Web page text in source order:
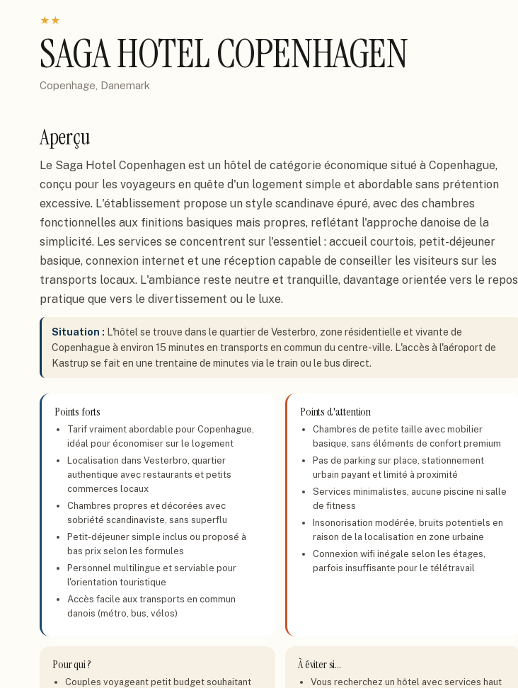
★★
SAGA HOTEL COPENHAGEN
Copenhage, Danemark
Aperçu
Le Saga Hotel Copenhagen est un hôtel de catégorie économique situé à Copenhague,
conçu pour les voyageurs en quête d'un logement simple et abordable sans prétention
excessive. L'établissement propose un style scandinave épuré, avec des chambres
fonctionnelles aux finitions basiques mais propres, reflétant l'approche danoise de la
simplicité. Les services se concentrent sur l'essentiel : accueil courtois, petit-déjeuner
basique, connexion internet et une réception capable de conseiller les visiteurs sur les
transports locaux. L'ambiance reste neutre et tranquille, davantage orientée vers le repos
pratique que vers le divertissement ou le luxe.
Situation : L'hôtel se trouve dans le quartier de Vesterbro, zone résidentielle et vivante de
Copenhague à environ 15 minutes en transports en commun du centre-ville. L'accès à l'aéroport de
Kastrup se fait en une trentaine de minutes via le train ou le bus direct.
Points forts
Tarif vraiment abordable pour Copenhague,
idéal pour économiser sur le logement
Localisation dans Vesterbro, quartier
authentique avec restaurants et petits
commerces locaux
Chambres propres et décorées avec
sobriété scandinaviste, sans superflu
Petit-déjeuner simple inclus ou proposé à
bas prix selon les formules
Personnel multilingue et serviable pour
l'orientation touristique
Accès facile aux transports en commun
danois (métro, bus, vélos)
Points d'attention
Chambres de petite taille avec mobilier
basique, sans éléments de confort premium
Pas de parking sur place, stationnement
urbain payant et limité à proximité
Services minimalistes, aucune piscine ni salle
de fitness
Insonorisation modérée, bruits potentiels en
raison de la localisation en zone urbaine
Connexion wifi inégale selon les étages,
parfois insuffisante pour le télétravail
Pour qui ?
Couples voyageant petit budget souhaitant
À éviter si…
Vous recherchez un hôtel avec services haut